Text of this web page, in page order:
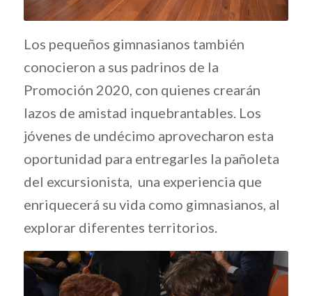
Los pequeños gimnasianos también
conocieron a sus padrinos de la
Promoción 2020, con quienes crearán
lazos de amistad inquebrantables. Los
jóvenes de undécimo aprovecharon esta
oportunidad para entregarles la pañoleta
del excursionista, una experiencia que
enriquecerá su vida como gimnasianos, al
explorar diferentes territorios.